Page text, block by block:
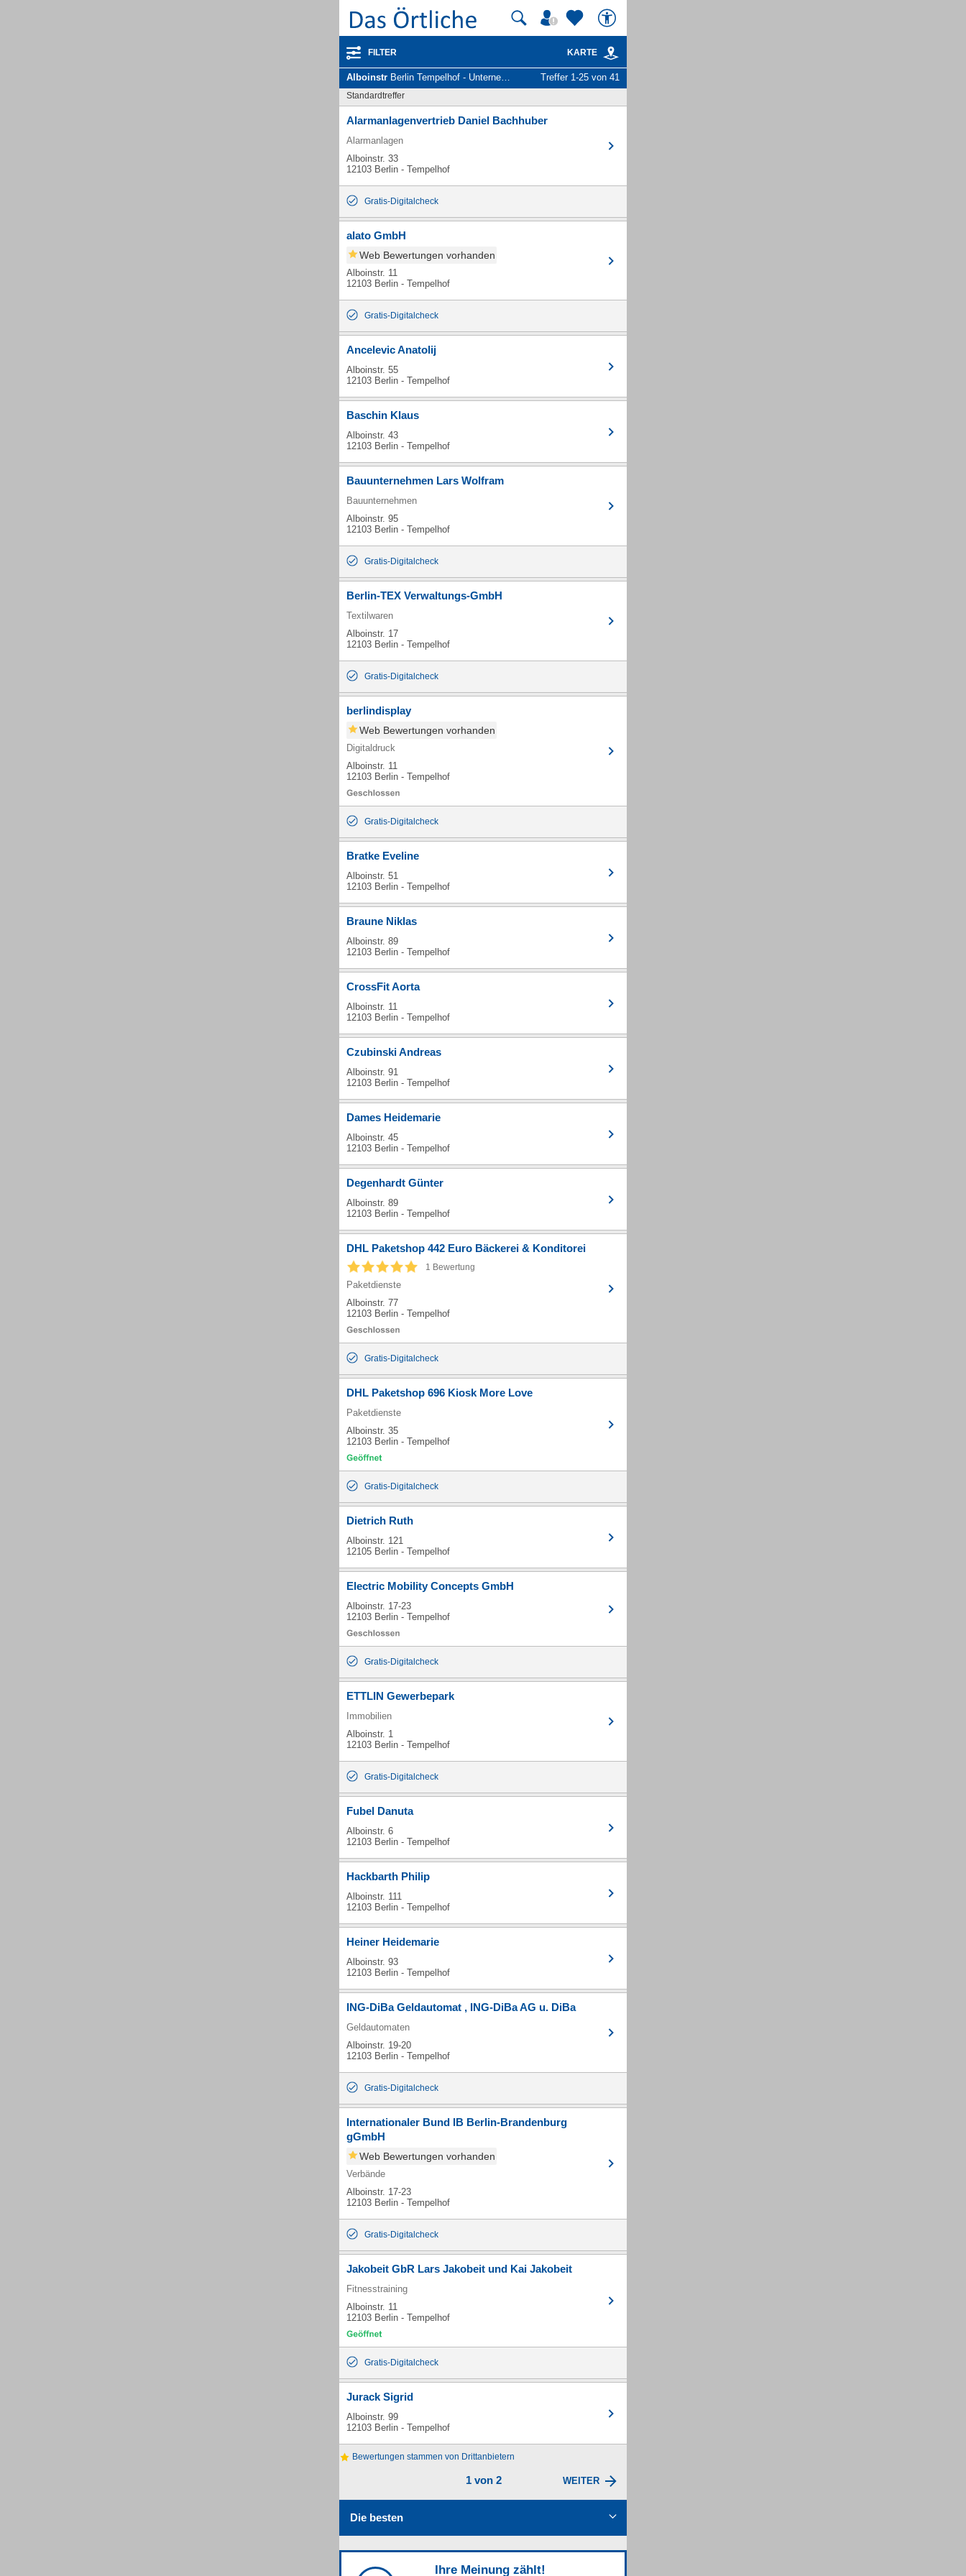
FILTER KARTE
Alboinstr Berlin Tempelhof - Unternehmen und Personen Treffer 1-25 von 41
Standardtreffer
Alarmanlagenvertrieb Daniel Bachhuber
Alarmanlagen
Alboinstr. 33
12103 Berlin - Tempelhof
Gratis-Digitalcheck
alato GmbH
Web Bewertungen vorhanden
Alboinstr. 11
12103 Berlin - Tempelhof
Gratis-Digitalcheck
Ancelevic Anatolij
Alboinstr. 55
12103 Berlin - Tempelhof
Baschin Klaus
Alboinstr. 43
12103 Berlin - Tempelhof
Bauunternehmen Lars Wolfram
Bauunternehmen
Alboinstr. 95
12103 Berlin - Tempelhof
Gratis-Digitalcheck
Berlin-TEX Verwaltungs-GmbH
Textilwaren
Alboinstr. 17
12103 Berlin - Tempelhof
Gratis-Digitalcheck
berlindisplay
Web Bewertungen vorhanden
Digitaldruck
Alboinstr. 11
12103 Berlin - Tempelhof
Gratis-Digitalcheck
Bratke Eveline
Alboinstr. 51
12103 Berlin - Tempelhof
Braune Niklas
Alboinstr. 89
12103 Berlin - Tempelhof
CrossFit Aorta
Alboinstr. 11
12103 Berlin - Tempelhof
Czubinski Andreas
Alboinstr. 91
12103 Berlin - Tempelhof
Dames Heidemarie
Alboinstr. 45
12103 Berlin - Tempelhof
Degenhardt Günter
Alboinstr. 89
12103 Berlin - Tempelhof
DHL Paketshop 442 Euro Bäckerei & Konditorei
1 Bewertung
Paketdienste
Alboinstr. 77
12103 Berlin - Tempelhof
Gratis-Digitalcheck
DHL Paketshop 696 Kiosk More Love
Paketdienste
Alboinstr. 35
12103 Berlin - Tempelhof
Gratis-Digitalcheck
Dietrich Ruth
Alboinstr. 121
12105 Berlin - Tempelhof
Electric Mobility Concepts GmbH
Alboinstr. 17-23
12103 Berlin - Tempelhof
Gratis-Digitalcheck
ETTLIN Gewerbepark
Immobilien
Alboinstr. 1
12103 Berlin - Tempelhof
Gratis-Digitalcheck
Fubel Danuta
Alboinstr. 6
12103 Berlin - Tempelhof
Hackbarth Philip
Alboinstr. 111
12103 Berlin - Tempelhof
Heiner Heidemarie
Alboinstr. 93
12103 Berlin - Tempelhof
ING-DiBa Geldautomat , ING-DiBa AG u. DiBa
Geldautomaten
Alboinstr. 19-20
12103 Berlin - Tempelhof
Gratis-Digitalcheck
Internationaler Bund IB Berlin-Brandenburg
gGmbH
Web Bewertungen vorhanden
Verbände
Alboinstr. 17-23
12103 Berlin - Tempelhof
Gratis-Digitalcheck
Jakobeit GbR Lars Jakobeit und Kai Jakobeit
Fitnesstraining
Alboinstr. 11
12103 Berlin - Tempelhof
Gratis-Digitalcheck
Jurack Sigrid
Alboinstr. 99
12103 Berlin - Tempelhof
Bewertungen stammen von Drittanbietern
1 von 2 WEITER
Die besten
Ihre Meinung zählt!